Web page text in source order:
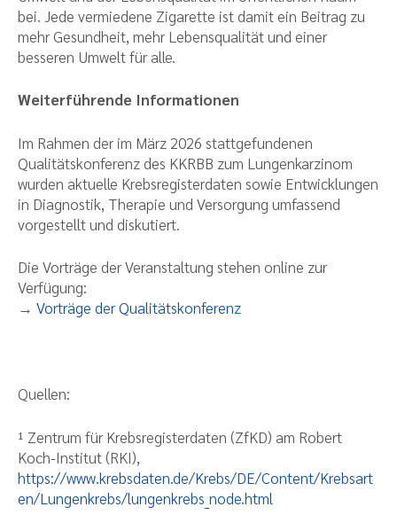
bei. Jede vermiedene Zigarette ist damit ein Beitrag zu
mehr Gesundheit, mehr Lebensqualität und einer
besseren Umwelt für alle.
Weiterführende Informationen
Im Rahmen der im März 2026 stattgefundenen
Qualitätskonferenz des KKRBB zum Lungenkarzinom
wurden aktuelle Krebsregisterdaten sowie Entwicklungen
in Diagnostik, Therapie und Versorgung umfassend
vorgestellt und diskutiert.
Die Vorträge der Veranstaltung stehen online zur
Verfügung:
→ Vorträge der Qualitätskonferenz
Quellen:
¹ Zentrum für Krebsregisterdaten (ZfKD) am Robert
Koch-Institut (RKI),
https://www.krebsdaten.de/Krebs/DE/Content/Krebsart
en/Lungenkrebs/lungenkrebs_node.html